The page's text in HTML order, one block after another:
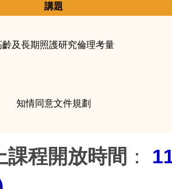
講題
齡及長期照護研究倫理考量
知情同意文件規劃
課程開放時間 ：